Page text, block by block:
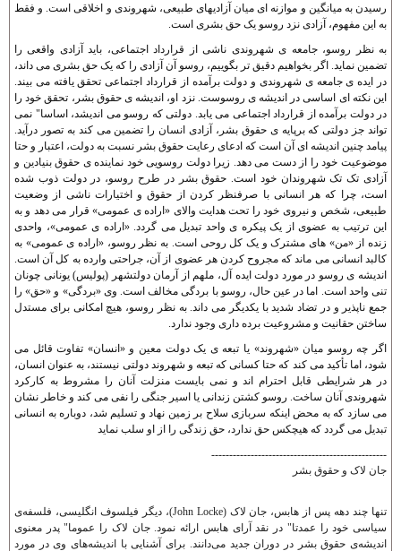
رسيدن به ميانگين و موازنه ای ميان آزاديهای طبيعی، شهروندی و اخلاقی است. و فقط
به اين مفهوم، آزادی نزد روسو يک حق بشری است.
به نظر روسو، جامعه ی شهروندی ناشی از قرارداد اجتماعی، بايد آزادی واقعی را
تضمين نمايد. اگر بخواهيم دقيق تر بگوييم، روسو آن آزادی را که يک حق بشری می داند،
در ايده ی جامعه ی شهروندی و دولت برآمده از قرارداد اجتماعی تحقق يافته می بيند.
اين نکته ای اساسی در انديشه ی روسوست. نزد او، انديشه ی حقوق بشر، تحقق خود را
در دولت برآمده از قرارداد اجتماعی می يابد. دولتی که روسو می انديشد، اساسا" نمی
تواند جز دولتی که برپايه ی حقوق بشر، آزادی انسان را تضمين می کند به تصور درآيد.
پيامد چنين انديشه ای آن است که ادعای رعايت حقوق بشر نسبت به دولت، اعتبار و حتا
موضوعيت خود را از دست می دهد. زيرا دولت روسويی خود نماينده ی حقوق بنيادين و
آزادی تک تک شهروندان خود است. حقوق بشر در طرح روسو، در دولت ذوب شده
است، چرا که هر انسانی با صرفنظر کردن از حقوق و اختيارات ناشی از وضعيت
طبيعی، شخص و نيروی خود را تحت هدايت والای «اراده ی عمومی» قرار می دهد و به
اين ترتيب به عضوی از يک پيکره ی واحد تبديل می گردد. «اراده ی عمومی»، واحدی
زنده از «من» های مشترک و يک کل روحی است. به نظر روسو، «اراده ی عمومی» به
کالبد انسانی می ماند که مجروح کردن هر عضوی از آن، جراحتی وارده به کل آن است.
انديشه ی روسو در مورد دولت ايده آل، ملهم از آرمان دولتشهر (پوليس) يونانی چونان
تنی واحد است. اما در عين حال، روسو با بردگی مخالف است. وی «بردگی» و «حق» را
جمع ناپذير و در تضاد شديد با يکديگر می داند. به نظر روسو، هيچ امکانی برای مستدل
ساختن حقانيت و مشروعيت برده داری وجود ندارد.
اگر چه روسو ميان «شهروند» يا تبعه ی يک دولت معين و «انسان» تفاوت قائل می
شود، اما تأکيد می کند که حتا کسانی که تبعه و شهروند دولتی نيستند، به عنوان انسان،
در هر شرايطی قابل احترام اند و نمی بايست منزلت آنان را مشروط به کارکرد
شهروندی آنان ساخت. روسو کشتن زندانی يا اسير جنگی را نفی می کند و خاطر نشان
می سازد که به محض اينکه سربازی سلاح بر زمين نهاد و تسليم شد، دوباره به انسانی
تبديل می گردد که هيچکس حق ندارد، حق زندگی را از او سلب نمايد
-------------------------------------------------
جان لاک و حقوق بشر
تنها چند دهه پس از هابس، جان لاک (John Locke)، ديگر فيلسوف انگليسی، فلسفه‌ی
سياسی خود را عمدتا" در نقد آرای هابس ارائه نمود. جان لاک را عموما" پدر معنوی
انديشه‌ی حقوق بشر در دوران جديد می‌دانند. برای آشنايی با انديشه‌های وی در مورد